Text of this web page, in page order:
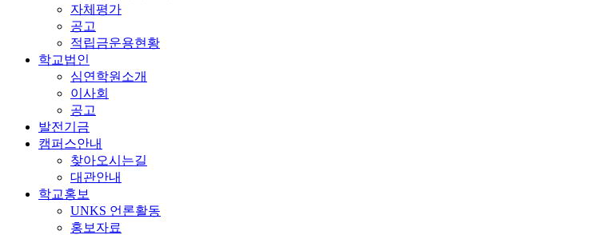
자체평가
공고
적립금운용현황
학교법인
심연학원소개
이사회
공고
발전기금
캠퍼스안내
찾아오시는길
대관안내
학교홍보
UNKS 언론활동
홍보자료